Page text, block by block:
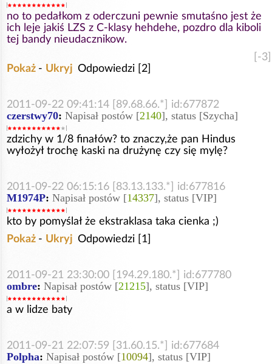
no to pedałkom z oderczuni pewnie smutaśno jest że
ich leje jakiś LZS z C-klasy hehdehe, pozdro dla kiboli
tej bandy nieudacznikow.
[-3]
Pokaż - Ukryj Odpowiedzi [2]
2011-09-22 09:41:14 [89.68.66.*] id:677872
czerstwy70: Napisał postów [2140], status [Szycha]
zdzichy w 1/8 finałów? to znaczy,że pan Hindus
wyłożył trochę kaski na drużynę czy się mylę?
2011-09-22 06:15:16 [83.13.133.*] id:677816
M1974P: Napisał postów [14337], status [VIP]
kto by pomyślał że ekstraklasa taka cienka ;)
Pokaż - Ukryj Odpowiedzi [1]
2011-09-21 23:30:00 [194.29.180.*] id:677780
ombre: Napisał postów [21215], status [VIP]
a w lidze baty
2011-09-21 22:07:59 [31.60.15.*] id:677684
Polpha: Napisał postów [10094], status [VIP]